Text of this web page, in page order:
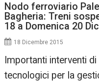
Nodo ferroviario
Bagheria: Treni
18 a Domenica 20
18 Dicembre 2015
Importanti interventi
tecnologici per la